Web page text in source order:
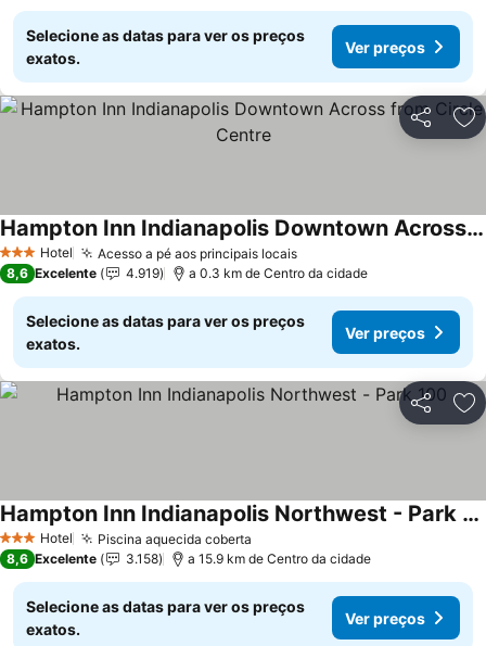
Selecione as datas para ver os preços
exatos.
Ver preços
Partilhar
3 EstrelasHotel Acesso a pé aos principais locais
Hampton Inn Indianapolis Downtown Across from Circle Centre
8,6 Excelente 4.919 a 0.3 km de Centro da cidade
Selecione as datas para ver os preços
exatos.
Ver preços
Partilhar
3 EstrelasHotel Piscina aquecida coberta
Hampton Inn Indianapolis Northwest - Park 100
8,6 Excelente 3.158 a 15.9 km de Centro da cidade
Selecione as datas para ver os preços
exatos.
Ver preços